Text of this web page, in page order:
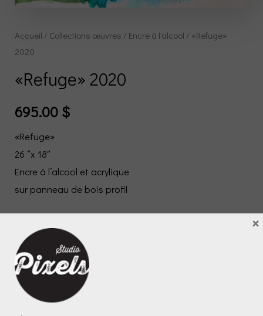
Accueil / Collections œuvres / Encre à l'alcool / «Refuge»
2020
«Refuge» 2020
695.00 $
«Refuge»
26 “x 18″
Encre à l’alcool et acrylique
sur panneau de bois profil
2020
quantity
Categories:Collections œuvres
Pinterest
Email
×